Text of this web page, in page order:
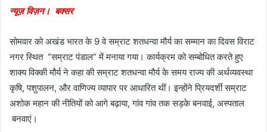
न्यूज़ विज़न। बक्सर
सोमवार को अखंड भारत के 9 वे सम्राट शतधन्वा मौर्य का सम्मान का दिवस विराट
नगर स्थित “सम्राट पंडाल” में मनाया गया। कार्यक्रम को सम्बोधित करते हुए
शाक्य विक्की मौर्य ने कहा की सम्राट शतधन्वा मौर्य के समय राज्य की अर्थव्यवस्था
कृषि, पशुपालन, और वाणिज्य व्यापार पर आधारित थीं। इन्होंने प्रियदर्शी सम्राट
अशोक महान की नीतियों को आगे बढ़ाया, गांव गांव तक सड़के बनवाई, अस्पताल
बनवाएं।